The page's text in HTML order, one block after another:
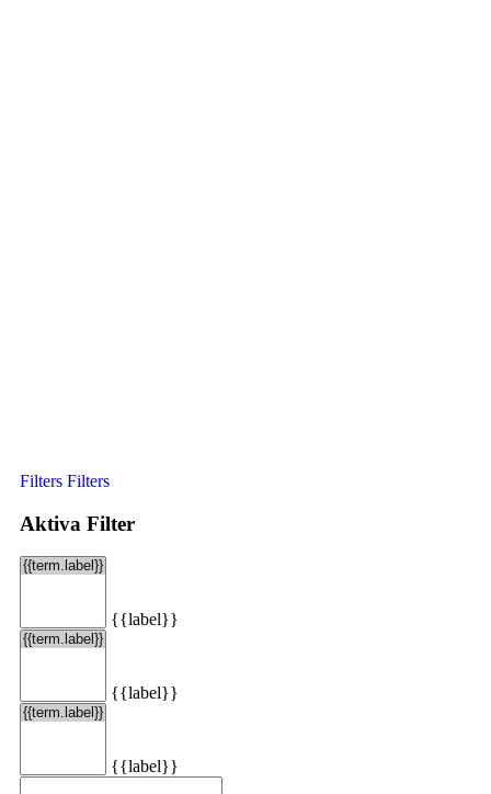
Filters Filters
Aktiva Filter
{{label}}
{{label}}
{{label}}